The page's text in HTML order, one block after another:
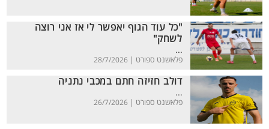
"כל עוד הגוף יאפשר לי אז אני רוצה
לשחק"
...
פלאשנט ספורט | 28/7/2026
דולב חזיזה חתם במכבי נתניה
...
פלאשנט ספורט | 26/7/2026